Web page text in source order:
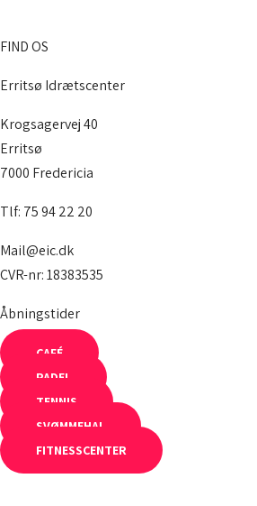
FIND OS
Erritsø Idrætscenter
Krogsagervej 40
Erritsø
7000 Fredericia
Tlf: 75 94 22 20
Mail@eic.dk
CVR-nr: 18383535
Åbningstider
CAFÉ
PADEL
TENNIS
SVØMMEHAL
FITNESSCENTER
OM OS